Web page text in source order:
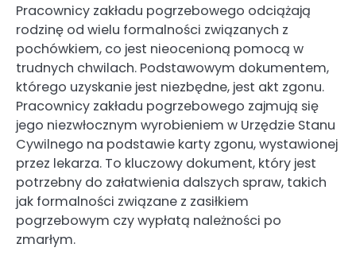
Pracownicy zakładu pogrzebowego odciążają
rodzinę od wielu formalności związanych z
pochówkiem, co jest nieocenioną pomocą w
trudnych chwilach. Podstawowym dokumentem,
którego uzyskanie jest niezbędne, jest akt zgonu.
Pracownicy zakładu pogrzebowego zajmują się
jego niezwłocznym wyrobieniem w Urzędzie Stanu
Cywilnego na podstawie karty zgonu, wystawionej
przez lekarza. To kluczowy dokument, który jest
potrzebny do załatwienia dalszych spraw, takich
jak formalności związane z zasiłkiem
pogrzebowym czy wypłatą należności po
zmarłym.